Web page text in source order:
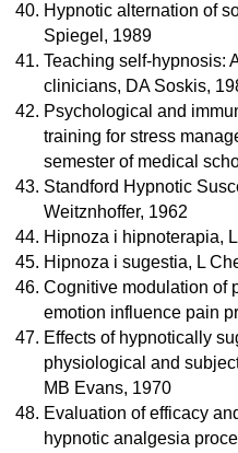
Hypnotic alternation of
Spiegel, 1989
Teaching self-hypnosis:
clinicians, DA Soskis,
Psychological and
training for stress
semester of medical
Standford Hypnotic
Weitznhoffer, 1962
Hipnoza i hipnoterapia,
Hipnoza i sugestia, L
Cognitive modulation of
emotion influence pain
Effects of hypnotically
physiological and
MB Evans, 1970
Evaluation of efficacy
hypnotic analgesia